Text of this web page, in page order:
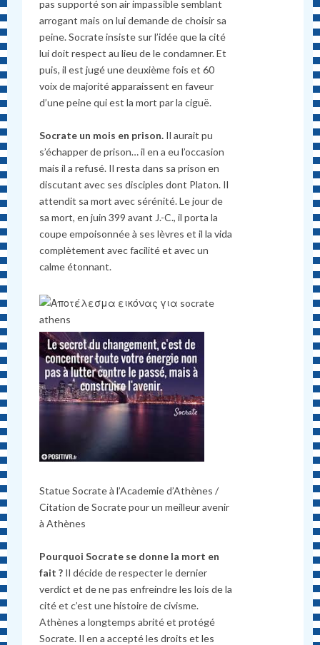
pas supporté son air impassible semblant
arrogant mais on lui demande de choisir sa
peine. Socrate insiste sur l’idée que la cité
lui doit respect au lieu de le condamner. Et
puis, il est jugé une deuxième fois et 60
voix de majorité apparaissent en faveur
d’une peine qui est la mort par la ciguë.
Socrate un mois en prison. Il aurait pu
s’échapper de prison… il en a eu l’occasion
mais il a refusé. Il resta dans sa prison en
discutant avec ses disciples dont Platon. Il
attendit sa mort avec sérénité. Le jour de
sa mort, en juin 399 avant J.-C., il porta la
coupe empoisonnée à ses lèvres et il la vida
complètement avec facilité et avec un
calme étonnant.
Statue Socrate à l’Academie d’Athènes /
Citation de Socrate pour un meilleur avenir
à Athènes
Pourquoi Socrate se donne la mort en
fait ? Il décide de respecter le dernier
verdict et de ne pas enfreindre les lois de la
cité et c’est une histoire de civisme.
Athènes a longtemps abrité et protégé
Socrate. Il en a accepté les droits et les